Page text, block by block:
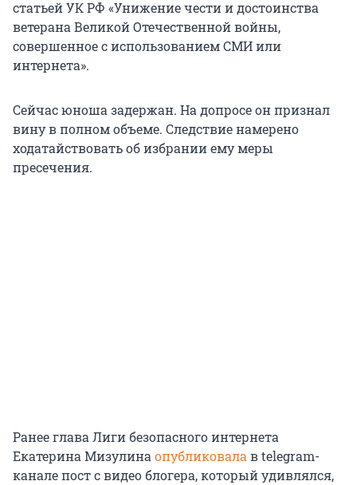
статьей УК РФ «Унижение чести и достоинства
ветерана Великой Отечественной войны,
совершенное с использованием СМИ или
интернета».
Сейчас юноша задержан. На допросе он признал
вину в полном объеме. Следствие намерено
ходатайствовать об избрании ему меры
пресечения.
Ранее глава Лиги безопасного интернета
Екатерина Мизулина опубликовала в telegram-
канале пост с видео блогера, который удивлялся,